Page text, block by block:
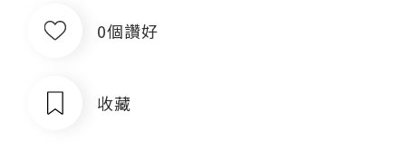
0個讚好
收藏